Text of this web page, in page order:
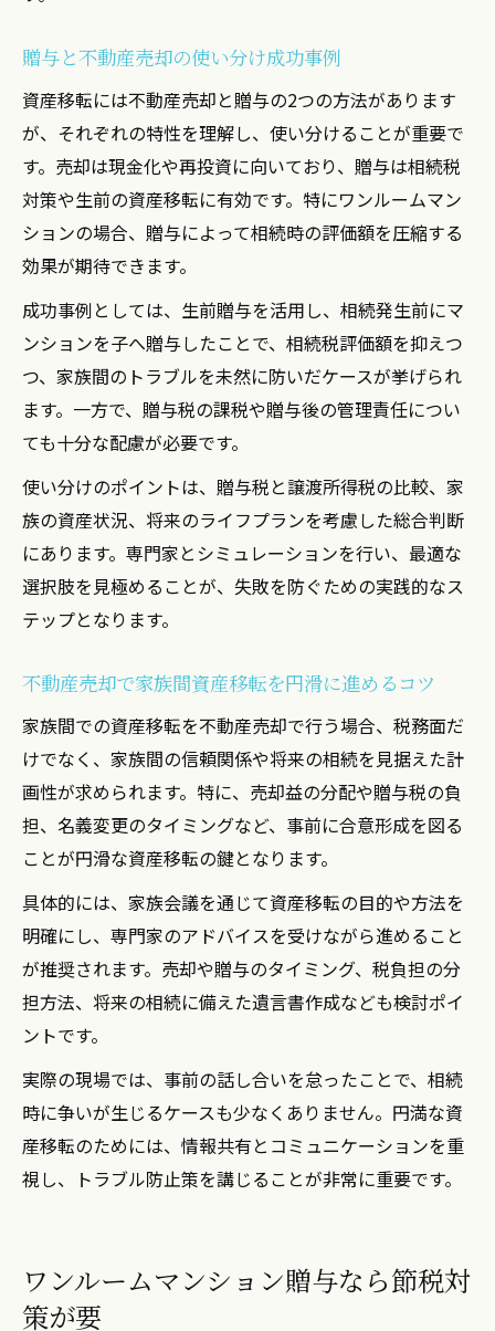
贈与と不動産売却の使い分け成功事例
資産移転には不動産売却と贈与の2つの方法があります
が、それぞれの特性を理解し、使い分けることが重要で
す。売却は現金化や再投資に向いており、贈与は相続税
対策や生前の資産移転に有効です。特にワンルームマン
ションの場合、贈与によって相続時の評価額を圧縮する
効果が期待できます。
成功事例としては、生前贈与を活用し、相続発生前にマ
ンションを子へ贈与したことで、相続税評価額を抑えつ
つ、家族間のトラブルを未然に防いだケースが挙げられ
ます。一方で、贈与税の課税や贈与後の管理責任につい
ても十分な配慮が必要です。
使い分けのポイントは、贈与税と譲渡所得税の比較、家
族の資産状況、将来のライフプランを考慮した総合判断
にあります。専門家とシミュレーションを行い、最適な
選択肢を見極めることが、失敗を防ぐための実践的なス
テップとなります。
不動産売却で家族間資産移転を円滑に進めるコツ
家族間での資産移転を不動産売却で行う場合、税務面だ
けでなく、家族間の信頼関係や将来の相続を見据えた計
画性が求められます。特に、売却益の分配や贈与税の負
担、名義変更のタイミングなど、事前に合意形成を図る
ことが円滑な資産移転の鍵となります。
具体的には、家族会議を通じて資産移転の目的や方法を
明確にし、専門家のアドバイスを受けながら進めること
が推奨されます。売却や贈与のタイミング、税負担の分
担方法、将来の相続に備えた遺言書作成なども検討ポイ
ントです。
実際の現場では、事前の話し合いを怠ったことで、相続
時に争いが生じるケースも少なくありません。円満な資
産移転のためには、情報共有とコミュニケーションを重
視し、トラブル防止策を講じることが非常に重要です。
ワンルームマンション贈与なら節税対
策が要